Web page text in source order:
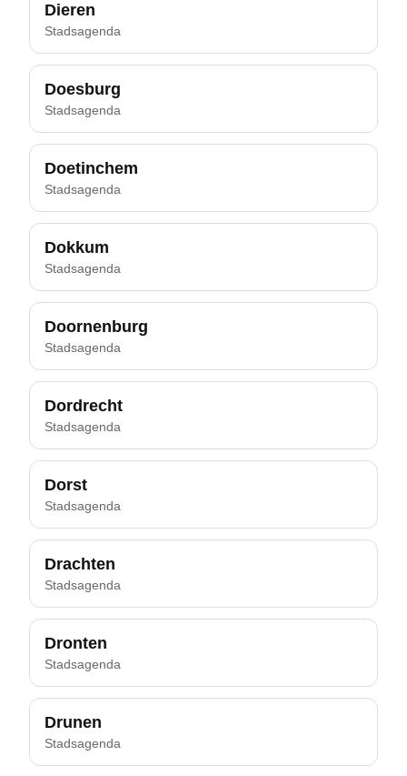
Dieren
Stadsagenda
Doesburg
Stadsagenda
Doetinchem
Stadsagenda
Dokkum
Stadsagenda
Doornenburg
Stadsagenda
Dordrecht
Stadsagenda
Dorst
Stadsagenda
Drachten
Stadsagenda
Dronten
Stadsagenda
Drunen
Stadsagenda